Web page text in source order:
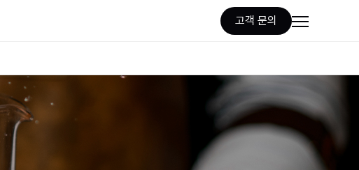
고객 문의